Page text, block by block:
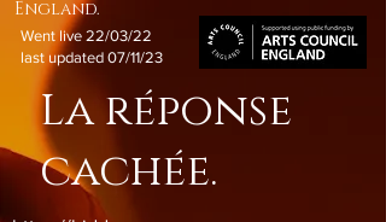
England.
La réponse
cachée.
Went live 22/03/22
last updated 07/11/23